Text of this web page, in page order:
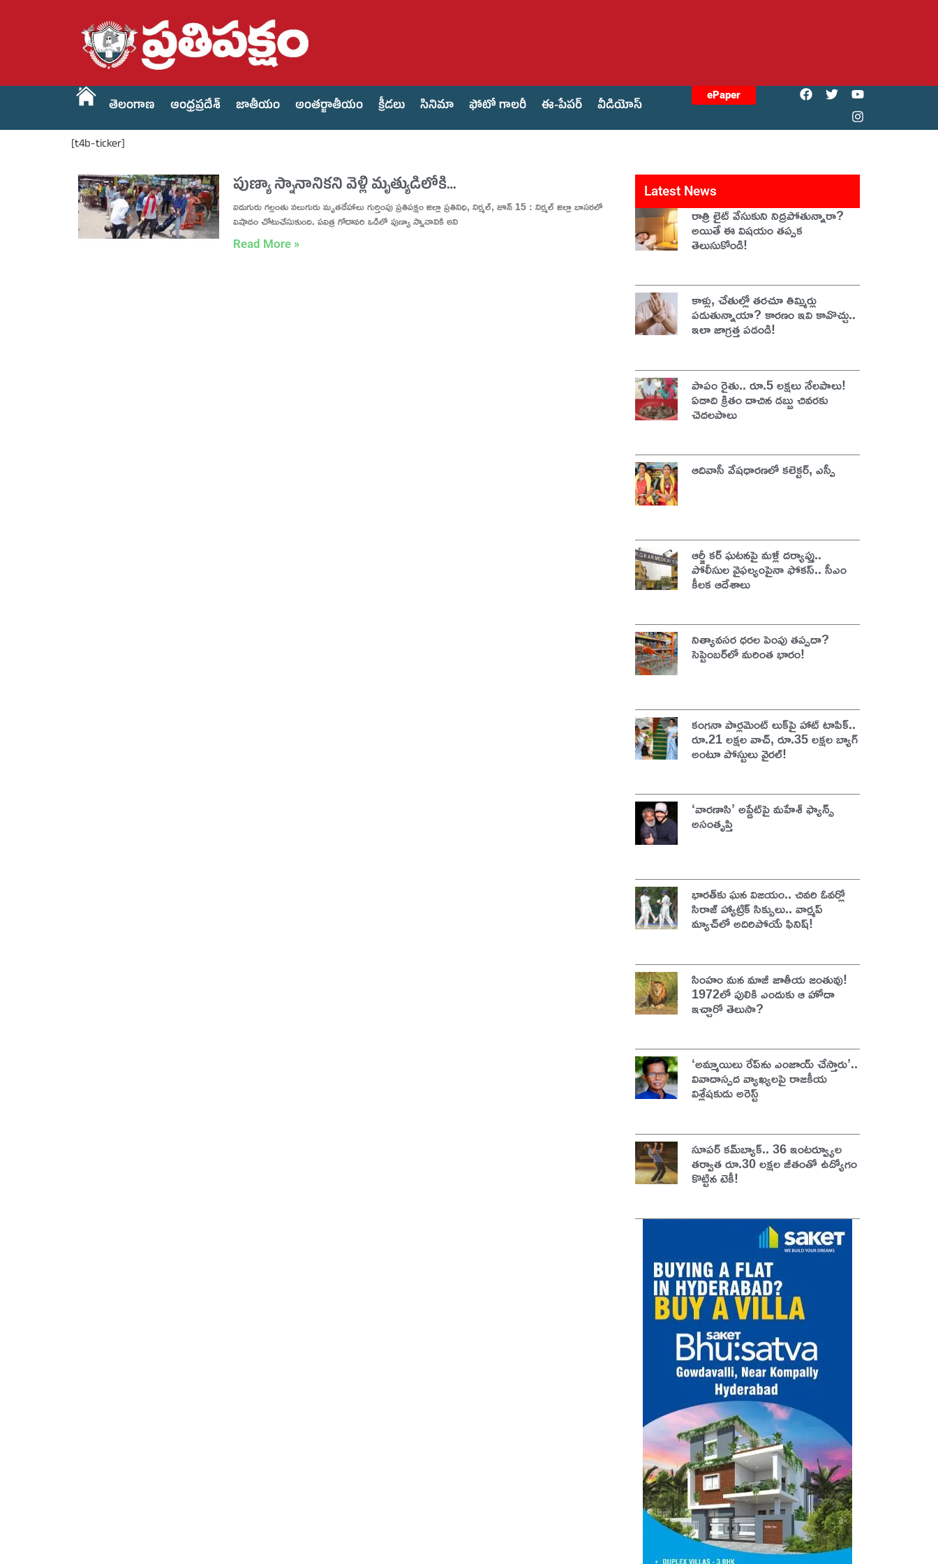
తెలంగాణ ఆంధ్రప్రదేశ్ జాతీయం అంతర్జాతీయం క్రీడలు సినిమా ఫోటో గాలరీ ఈ-పేపర్ వీడియోస్
ePaper
[t4b-ticker]
పుణ్యా స్నానానికని వెళ్లి మృత్యుడిలోకి…
ఐదుగురు గల్లంతు నలుగురు మృతదేహాలు గుర్తింపు ప్రతిపక్షం జిల్లా ప్రతినిధి, నిర్మల్, జూన్ 15 : నిర్మల్ జిల్లా బాసరలో
విషాదం చోటుచేసుకుంది. పవిత్ర గోదావరి ఒడిలో పుణ్యా స్నానానికి అని
Read More »
Latest News
రాత్రి లైట్ వేసుకుని నిద్రపోతున్నారా?
అయితే ఈ విషయం తప్పక
తెలుసుకోండి!
కాళ్లు, చేతుల్లో తరచూ తిమ్మిర్లు
పడుతున్నాయా? కారణం ఇవి కావొచ్చు..
ఇలా జాగ్రత్త పడండి!
పాపం రైతు.. రూ.5 లక్షలు నేలపాలు!
ఏడాది క్రితం దాచిన డబ్బు చివరకు
చెదలపాలు
ఆదివాసీ వేషధారణలో కలెక్టర్, ఎస్పీ
ఆర్జీ కర్ ఘటనపై మళ్లీ దర్యాప్తు..
పోలీసుల వైఫల్యంపైనా ఫోకస్‌.. సీఎం
కీలక ఆదేశాలు
నిత్యావసర ధరల పెంపు తప్పదా?
సెప్టెంబర్‌లో మరింత భారం!
కంగనా పార్లమెంట్ లుక్‌పై హాట్ టాపిక్..
రూ.21 లక్షల వాచ్, రూ.35 లక్షల బ్యాగ్
అంటూ పోస్టులు వైరల్!
‘వారణాసి’ అప్డేట్‌పై మహేశ్ ఫ్యాన్స్
అసంతృప్తి
భారత్‌కు ఘన విజయం.. చివరి ఓవర్లో
సిరాజ్ హ్యాట్రిక్ సిక్సులు.. వార్మప్
మ్యాచ్‌లో అదిరిపోయే ఫినిష్!
సింహం మన మాజీ జాతీయ జంతువు!
1972లో పులికి ఎందుకు ఆ హోదా
ఇచ్చారో తెలుసా?
‘అమ్మాయిలు రేప్‌ను ఎంజాయ్ చేస్తారు’..
వివాదాస్పద వ్యాఖ్యలపై రాజకీయ
విశ్లేషకుడు అరెస్ట్
సూపర్ కమ్‌బ్యాక్.. 36 ఇంటర్వ్యూల
తర్వాత రూ.30 లక్షల జీతంతో ఉద్యోగం
కొట్టిన టెకీ!